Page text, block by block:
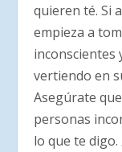
quieren té. Si
empieza a
inconscientes
vertiendo en
Asegúrate
personas
lo que te digo.